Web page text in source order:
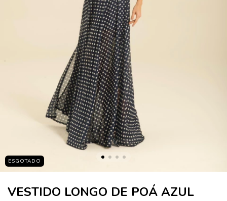
ESGOTADO
VESTIDO LONGO DE POÁ AZUL